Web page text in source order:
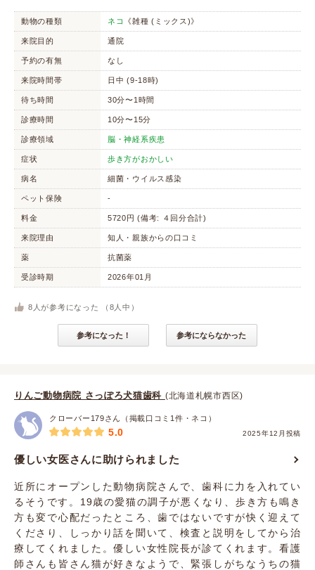
動物の種類 ネコ 《雑種 (ミックス)》
来院目的 通院
予約の有無 なし
来院時間帯 日中 (9-18時)
待ち時間 30分〜1時間
診療時間 10分〜15分
診療領域 脳・神経系疾患
症状 歩き方がおかしい
病名 細菌・ウイルス感染
ペット保険 -
料金 5720円 (備考: ４回分合計)
来院理由 知人・親族からの口コミ
薬 抗菌薬
受診時期 2026年01月
8 人が参考になった （ 8 人中）
参考になった！ 参考にならなかった
りんご動物病院 さっぽろ犬猫歯科 (北海道札幌市西区)
クローバー179さん（掲載口コミ1件・ネコ）
2025年12月投稿
5.0
優しい女医さんに助けられました
近所にオープンした動物病院さんで、歯科に力を入れてい
るそうです。19歳の愛猫の調子が悪くなり、歩き方も鳴き
方も変で心配だったところ、歯ではないですが快く迎えて
くださり、しっかり話を聞いて、検査と説明をしてから治
療してくれました。優しい女性院長が診てくれます。看護
師さんも皆さん猫が好きなようで、緊張しがちなうちの猫